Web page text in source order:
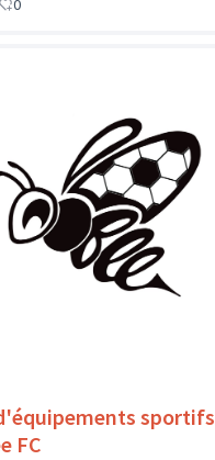
0
sportifs
FC